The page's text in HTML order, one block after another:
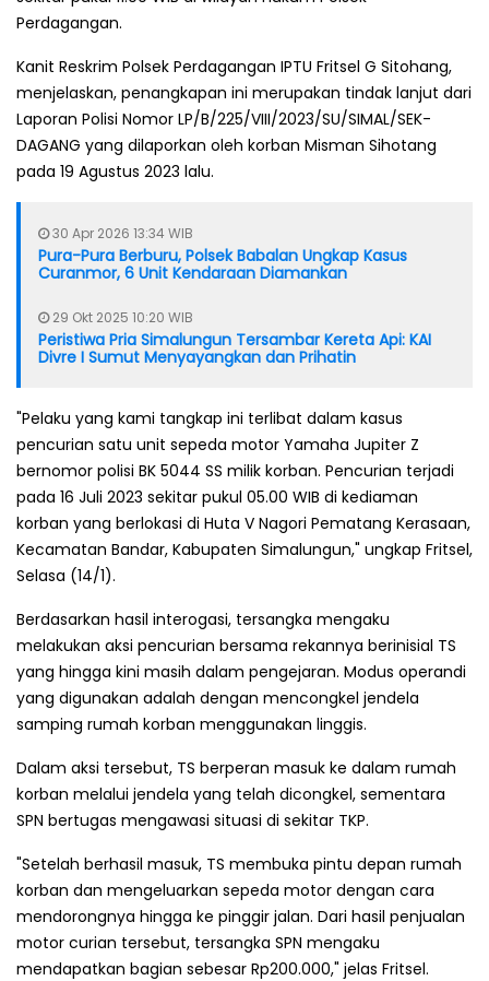
Perdagangan.
Kanit Reskrim Polsek Perdagangan IPTU Fritsel G Sitohang,
menjelaskan, penangkapan ini merupakan tindak lanjut dari
Laporan Polisi Nomor LP/B/225/VIII/2023/SU/SIMAL/SEK-
DAGANG yang dilaporkan oleh korban Misman Sihotang
pada 19 Agustus 2023 lalu.
30 Apr 2026 13:34 WIB
Pura-Pura Berburu, Polsek Babalan Ungkap Kasus
Curanmor, 6 Unit Kendaraan Diamankan
29 Okt 2025 10:20 WIB
Peristiwa Pria Simalungun Tersambar Kereta Api: KAI
Divre I Sumut Menyayangkan dan Prihatin
"Pelaku yang kami tangkap ini terlibat dalam kasus
pencurian satu unit sepeda motor Yamaha Jupiter Z
bernomor polisi BK 5044 SS milik korban. Pencurian terjadi
pada 16 Juli 2023 sekitar pukul 05.00 WIB di kediaman
korban yang berlokasi di Huta V Nagori Pematang Kerasaan,
Kecamatan Bandar, Kabupaten Simalungun," ungkap Fritsel,
Selasa (14/1).
Berdasarkan hasil interogasi, tersangka mengaku
melakukan aksi pencurian bersama rekannya berinisial TS
yang hingga kini masih dalam pengejaran. Modus operandi
yang digunakan adalah dengan mencongkel jendela
samping rumah korban menggunakan linggis.
Dalam aksi tersebut, TS berperan masuk ke dalam rumah
korban melalui jendela yang telah dicongkel, sementara
SPN bertugas mengawasi situasi di sekitar TKP.
"Setelah berhasil masuk, TS membuka pintu depan rumah
korban dan mengeluarkan sepeda motor dengan cara
mendorongnya hingga ke pinggir jalan. Dari hasil penjualan
motor curian tersebut, tersangka SPN mengaku
mendapatkan bagian sebesar Rp200.000," jelas Fritsel.